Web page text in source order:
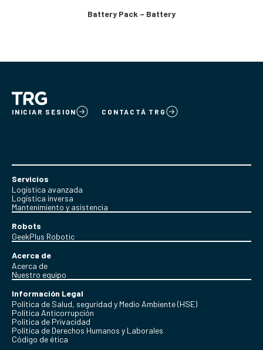
Battery Pack – Battery
INICIAR SESION CONTACTÁ TRG
Servicios
Logística avanzada
Logística inversa
Mantenimiento y asistencia
Robots
GeekPlus Robotic
Acerca de
Acerca de
Nuestro equipo
Información Legal
Política de Salud, seguridad y Medio Ambiente (HSE)
Política Anticorrupción
Politica de Privacidad
Política de Derechos Humanos y Laborales
Código de ética